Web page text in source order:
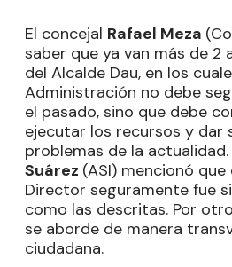
El concejal Rafael Meza
saber que ya van más de 2
del Alcalde Dau, en los
Administración no debe
el pasado, sino que debe
ejecutar los recursos y dar
problemas de la
Suárez (ASI) mencionó
Director seguramente fue
como las descritas. Por
se aborde de manera
ciudadana.